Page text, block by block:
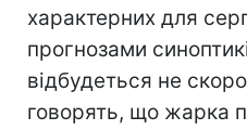
характерних для
прогнозами
відбудеться не
говорять, що жарка